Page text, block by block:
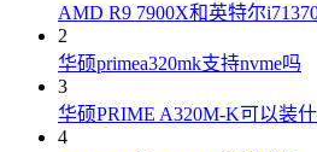
AMD R9 7900X和英特尔
2
华硕primea320mk支持nvme吗
3
华硕PRIME A320M-K可以装
4